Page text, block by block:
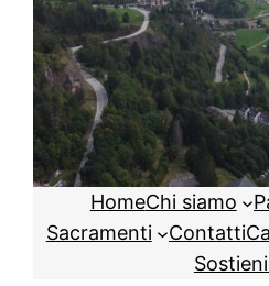
HomeChi siamo
Sacramenti
Contatti